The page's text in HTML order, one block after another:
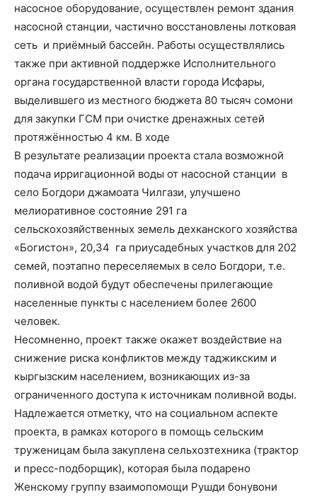
насосное оборудование, осуществлен ремонт здания
насосной станции, частично восстановлены лотковая
сеть и приёмный бассейн. Работы осуществлялись
также при активной поддержке Исполнительного
органа государственной власти города Исфары,
выделившего из местного бюджета 80 тысяч сомони
для закупки ГСМ при очистке дренажных сетей
протяжённостью 4 км. В ходе
В результате реализации проекта стала возможной
подача ирригационной воды от насосной станции в
село Богдори джамоата Чилгази, улучшено
мелиоративное состояние 291 га
сельскохозяйственных земель дехканского хозяйства
«Богистон», 20,34 га приусадебных участков для 202
семей, поэтапно переселяемых в село Богдори, т.е.
поливной водой будут обеспечены прилегающие
населенные пункты с населением более 2600
человек.
Несомненно, проект также окажет воздействие на
снижение риска конфликтов между таджикским и
кыргызским населением, возникающих из-за
ограниченного доступа к источникам поливной воды.
Надлежается отметку, что на социальном аспекте
проекта, в рамках которого в помощь сельским
труженицам была закуплена сельхозтехника (трактор
и пресс-подборщик), которая была подарено
Женскому группу взаимопомощи Рушди бонувони